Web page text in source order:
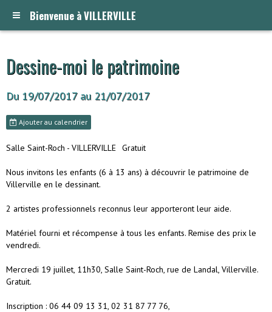
Bienvenue à VILLERVILLE
Dessine-moi le patrimoine
Du 19/07/2017 au 21/07/2017
Ajouter au calendrier
Salle Saint-Roch - VILLERVILLE Gratuit
Nous invitons les enfants (6 à 13 ans) à découvrir le patrimoine de
Villerville en le dessinant.
2 artistes professionnels reconnus leur apporteront leur aide.
Matériel fourni et récompense à tous les enfants. Remise des prix le
vendredi.
Mercredi 19 juillet, 11h30, Salle Saint-Roch, rue de Landal, Villerville.
Gratuit.
Inscription : 06 44 09 13 31, 02 31 87 77 76,